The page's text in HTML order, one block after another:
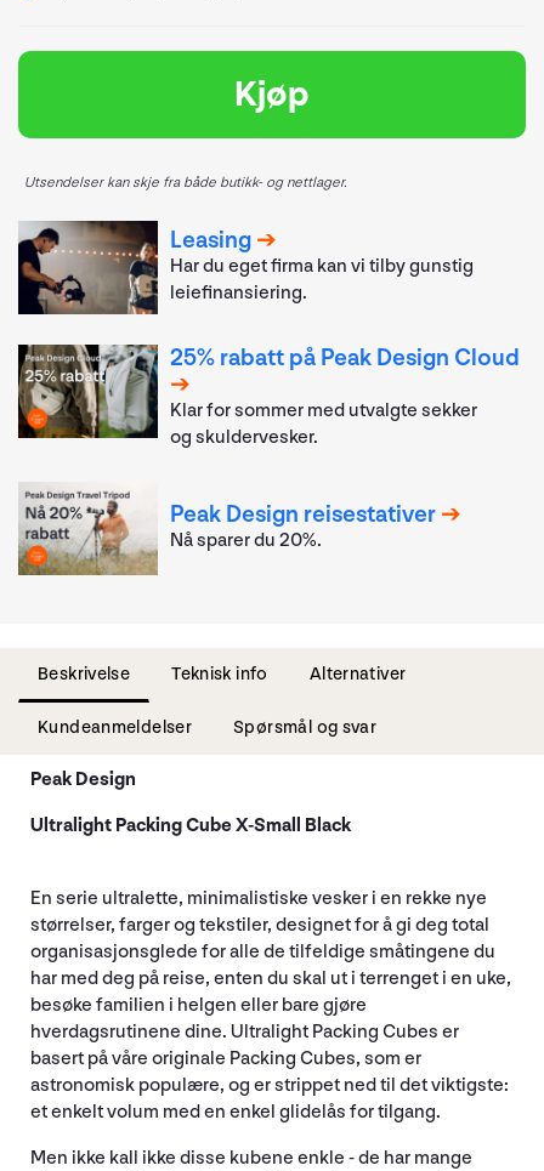
Kjøp
Utsendelser kan skje fra både butikk- og nettlager.
Leasing
Har du eget firma kan vi tilby gunstig
leiefinansiering.
25% rabatt på Peak Design Cloud
Klar for sommer med utvalgte sekker
og skuldervesker.
Peak Design reisestativer
Nå sparer du 20%.
Beskrivelse Teknisk info Alternativer
Kundeanmeldelser Spørsmål og svar
Peak Design
Ultralight Packing Cube X-Small Black
En serie ultralette, minimalistiske vesker i en rekke nye
størrelser, farger og tekstiler, designet for å gi deg total
organisasjonsglede for alle de tilfeldige småtingene du
har med deg på reise, enten du skal ut i terrenget i en uke,
besøke familien i helgen eller bare gjøre
hverdagsrutinene dine. Ultralight Packing Cubes er
basert på våre originale Packing Cubes, som er
astronomisk populære, og er strippet ned til det viktigste:
et enkelt volum med en enkel glidelås for tilgang.
Men ikke kall ikke disse kubene enkle - de har mange